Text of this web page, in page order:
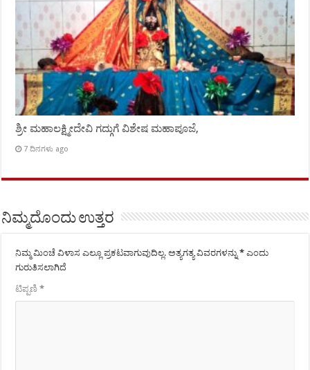
ಶ್ರೀ ಮಹಾಲಕ್ಷ್ಮೀದೇವಿ ಗದ್ಗುಗೆ ವಿಶೇಷ ಮಹಾಪೂಜೆ,
7 ದಿನಗಳು ago
ನಿಮ್ಮದೊಂದು ಉತ್ತರ
ನಿಮ್ಮ ಮಿಂಚೆ ವಿಳಾಸ ಎಲ್ಲೂ ಪ್ರಕಟವಾಗುವುದಿಲ್ಲ. ಅತ್ಯಗತ್ಯ ವಿವರಗಳನ್ನು* ಎಂದು
ಗುರುತಿಸಲಾಗಿದೆ
ಟಿಪ್ಪಣಿ*